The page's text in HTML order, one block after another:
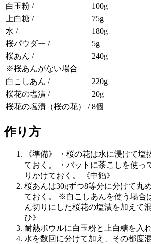
白玉粉 /
100g
上白糖 /
75g
水 /
180g
桜パウダー /
5g
桜あん /
240g
※桜あんがない場合
白こしあん /
220g
桜花の塩漬 /
20g
桜花の塩漬（桜の花） / 8個
作り方
《準備》 ・桜の花は水に浸けて塩
ておく。 ・バットに茶こしを使っ
りかけておく。 《中餡》
桜あんは30gずつ8等分に分けて丸
ておく。 ※白こしあんを使う場合
ん切りにした桜花の塩漬を加えて
ひ》
耐熱ボウルに白玉粉と上白糖を入
水を数回に分けて加え、その都度